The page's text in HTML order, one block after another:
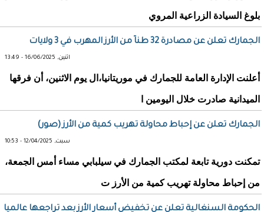
بلوغ السيادة الزراعية المروي
الجمارك تعلن عن مصادرة 32 طناً من الأرز المهرب في 3 ولايات
اثنين, 16/06/2025 - 13:49
أعلنت الإدارة العامة للجمارك في موريتانيا،ال يوم الاثنين، أن فرقها
الميدانية صادرت خلال اليومين ا
الجمارك تعلن عن إحباط محاولة تهريب كمية من الأرز (صور)
سبت, 12/04/2025 - 10:53
تمكنت دورية تابعة لمكتب الجمارك في سيلبابي مساء أمس الجمعة،
من إحباط محاولة تهريب كمية من الأرز ت
الحكومة السنغالية تعلن عن تخفيض أسعار الأرز بعد تراجعها عالميا